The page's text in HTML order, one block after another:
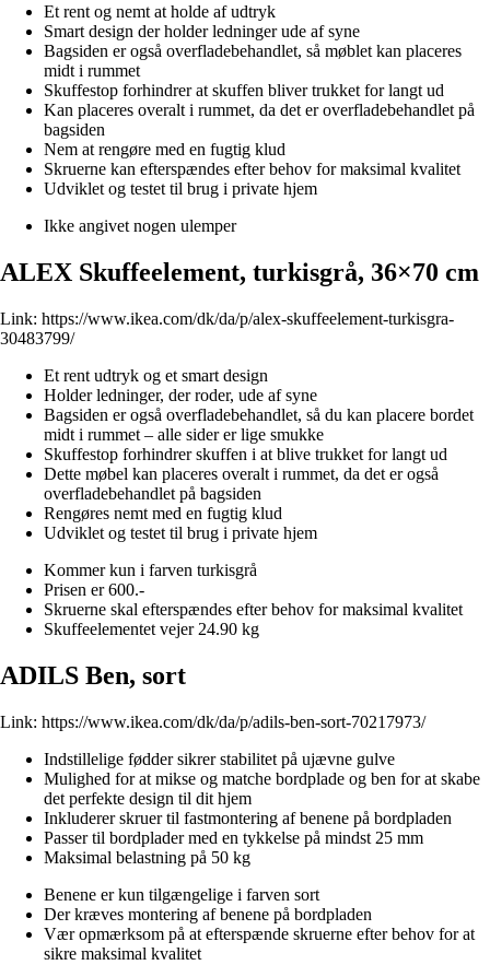
Et rent og nemt at holde af udtryk
Smart design der holder ledninger ude af syne
Bagsiden er også overfladebehandlet, så møblet kan placeres
midt i rummet
Skuffestop forhindrer at skuffen bliver trukket for langt ud
Kan placeres overalt i rummet, da det er overfladebehandlet på
bagsiden
Nem at rengøre med en fugtig klud
Skruerne kan efterspændes efter behov for maksimal kvalitet
Udviklet og testet til brug i private hjem
Ikke angivet nogen ulemper
ALEX Skuffeelement, turkisgrå, 36×70 cm
Link: https://www.ikea.com/dk/da/p/alex-skuffeelement-turkisgra-
30483799/
Et rent udtryk og et smart design
Holder ledninger, der roder, ude af syne
Bagsiden er også overfladebehandlet, så du kan placere bordet
midt i rummet – alle sider er lige smukke
Skuffestop forhindrer skuffen i at blive trukket for langt ud
Dette møbel kan placeres overalt i rummet, da det er også
overfladebehandlet på bagsiden
Rengøres nemt med en fugtig klud
Udviklet og testet til brug i private hjem
Kommer kun i farven turkisgrå
Prisen er 600.-
Skruerne skal efterspændes efter behov for maksimal kvalitet
Skuffeelementet vejer 24.90 kg
ADILS Ben, sort
Link: https://www.ikea.com/dk/da/p/adils-ben-sort-70217973/
Indstillelige fødder sikrer stabilitet på ujævne gulve
Mulighed for at mikse og matche bordplade og ben for at skabe
det perfekte design til dit hjem
Inkluderer skruer til fastmontering af benene på bordpladen
Passer til bordplader med en tykkelse på mindst 25 mm
Maksimal belastning på 50 kg
Benene er kun tilgængelige i farven sort
Der kræves montering af benene på bordpladen
Vær opmærksom på at efterspænde skruerne efter behov for at
sikre maksimal kvalitet